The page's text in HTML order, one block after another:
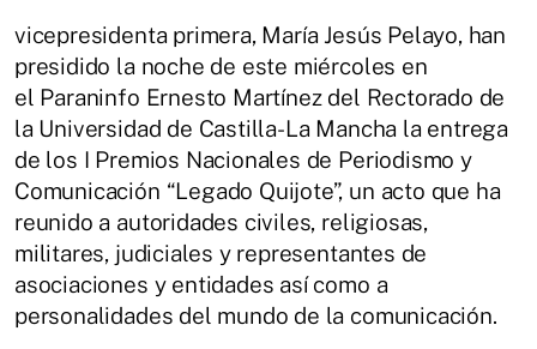
vicepresidenta primera, María Jesús Pelayo, han
presidido la noche de este miércoles en
el Paraninfo Ernesto Martínez del Rectorado de
la Universidad de Castilla-La Mancha la entrega
de los I Premios Nacionales de Periodismo y
Comunicación “Legado Quijote”, un acto que ha
reunido a autoridades civiles, religiosas,
militares, judiciales y representantes de
asociaciones y entidades así como a
personalidades del mundo de la comunicación.